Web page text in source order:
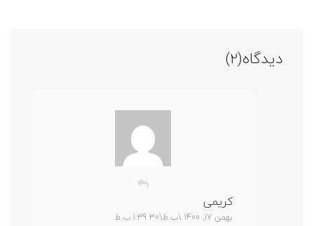
دیدگاه(2)
کریمی
بهمن 17, 1400 \ب.ظ\30 1:39 ب.ظ